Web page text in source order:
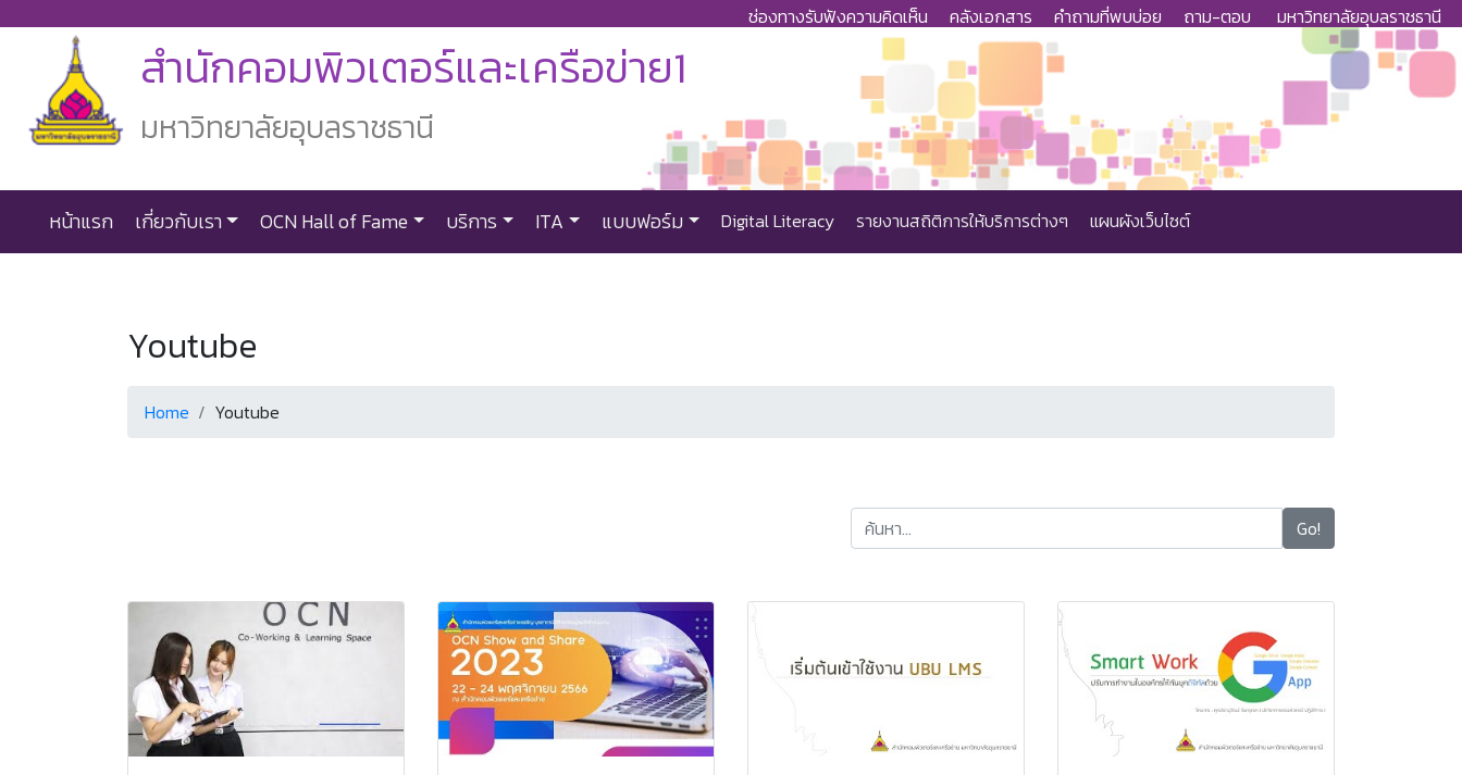
ช่องทางรับฟังความคิดเห็น คลังเอกสาร คำถามที่พบบ่อย ถาม-ตอบ มหาวิทยาลัยอุบลราชธานี
สำนักคอมพิวเตอร์และเครือข่าย1
มหาวิทยาลัยอุบลราชธานี
หน้าแรก เกี่ยวกับเรา OCN Hall of Fame บริการ ITA แบบฟอร์ม Digital Literacy รายงานสถิติการให้บริการต่างๆ แผนผังเว็บไซต์
Youtube
Home Youtube
Go!